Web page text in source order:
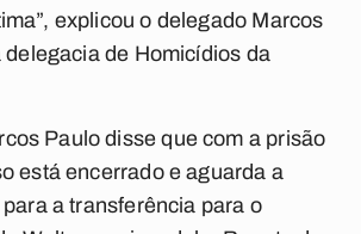
explicou o delegado Marcos
delegacia de Homicídios da
Paulo disse que com a prisão
está encerrado e aguarda a
a transferência para o